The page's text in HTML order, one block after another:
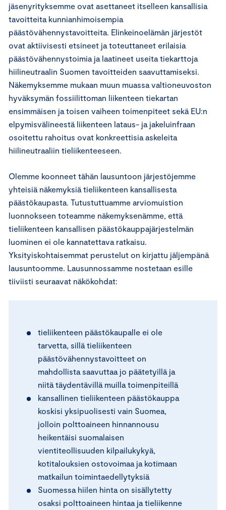
jäsenyrityksemme ovat asettaneet itselleen kansallisia
tavoitteita kunnianhimoisempia
päästövähennystavoitteita. Elinkeinoelämän järjestöt
ovat aktiivisesti etsineet ja toteuttaneet erilaisia
päästövähennystoimia ja laatineet useita tiekarttoja
hiilineutraalin Suomen tavoitteiden saavuttamiseksi.
Näkemyksemme mukaan muun muassa valtioneuvoston
hyväksymän fossiilittoman liikenteen tiekartan
ensimmäisen ja toisen vaiheen toimenpiteet sekä EU:n
elpymisvälineestä liikenteen lataus- ja jakeluinfraan
osoitettu rahoitus ovat konkreettisia askeleita
hiilineutraaliin tieliikenteeseen.
Olemme koonneet tähän lausuntoon järjestöjemme
yhteisiä näkemyksiä tieliikenteen kansallisesta
päästökaupasta. Tutustuttuamme arviomuistion
luonnokseen toteamme näkemyksenämme, että
tieliikenteen kansallisen päästökauppajärjestelmän
luominen ei ole kannatettava ratkaisu.
Yksityiskohtaisemmat perustelut on kirjattu jäljempänä
lausuntoomme. Lausunnossamme nostetaan esille
tiiviisti seuraavat näkökohdat:
tieliikenteen päästökaupalle ei ole
tarvetta, sillä tieliikenteen
päästövähennystavoitteet on
mahdollista saavuttaa jo päätetyillä ja
niitä täydentävillä muilla toimenpiteillä
kansallinen tieliikenteen päästökauppa
koskisi yksipuolisesti vain Suomea,
jolloin polttoaineen hinnannousu
heikentäisi suomalaisen
vientiteollisuuden kilpailukykyä,
kotitalouksien ostovoimaa ja kotimaan
matkailun toimintaedellytyksiä
Suomessa hiilen hinta on sisällytetty
osaksi polttoaineen hintaa ja tieliikenne